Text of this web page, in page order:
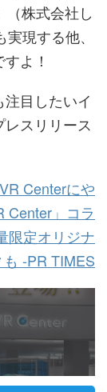
（株式会社し
現する他、
よ！
目したいイ
スリリース
Centerにや
Center」コラ
限定オリジナ
-PR TIMES